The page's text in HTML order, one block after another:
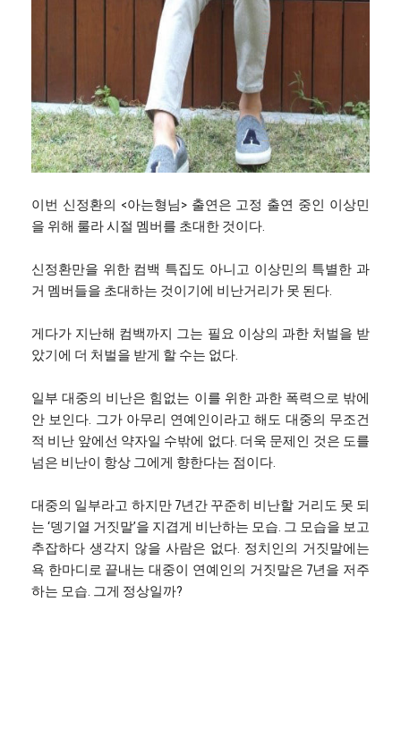
이번 신정환의 <아는형님> 출연은 고정 출연 중인 이상민
을 위해 룰라 시절 멤버를 초대한 것이다.
신정환만을 위한 컴백 특집도 아니고 이상민의 특별한 과
거 멤버들을 초대하는 것이기에 비난거리가 못 된다.
게다가 지난해 컴백까지 그는 필요 이상의 과한 처벌을 받
았기에 더 처벌을 받게 할 수는 없다.
일부 대중의 비난은 힘없는 이를 위한 과한 폭력으로 밖에
안 보인다. 그가 아무리 연예인이라고 해도 대중의 무조건
적 비난 앞에선 약자일 수밖에 없다. 더욱 문제인 것은 도를
넘은 비난이 항상 그에게 향한다는 점이다.
대중의 일부라고 하지만 7년간 꾸준히 비난할 거리도 못 되
는 ‘뎅기열 거짓말’을 지겹게 비난하는 모습. 그 모습을 보고
추잡하다 생각지 않을 사람은 없다. 정치인의 거짓말에는
욕 한마디로 끝내는 대중이 연예인의 거짓말은 7년을 저주
하는 모습. 그게 정상일까?